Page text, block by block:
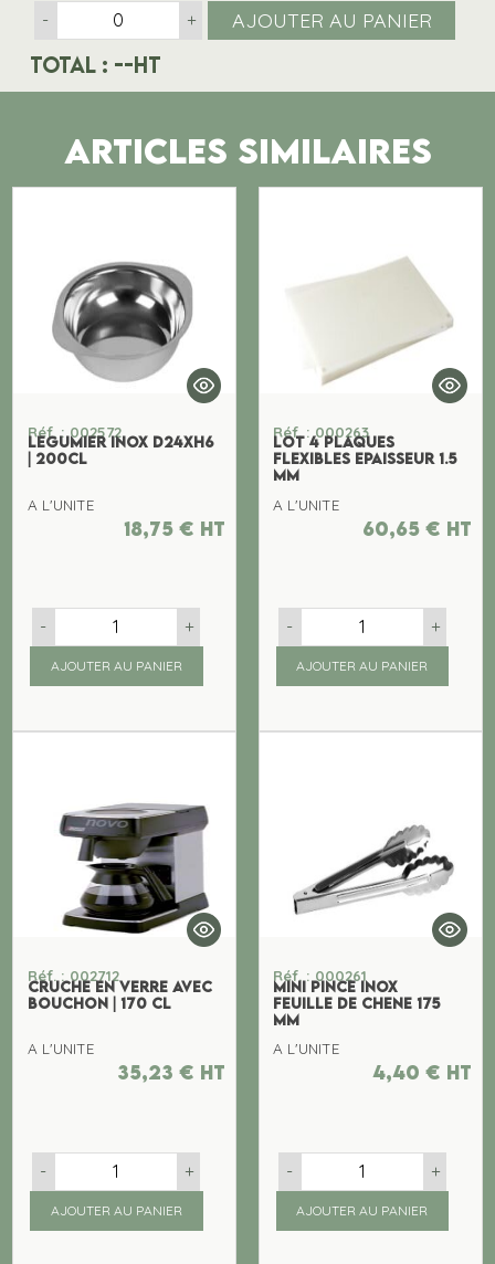
-
+ AJOUTER AU PANIER
Total : --HT
ARTICLES SIMILAIRES
Réf. : 002572
LEGUMIER INOX D24XH6
| 200CL
A L'UNITE
18,75 € ht
- +
AJOUTER AU PANIER
Réf. : 000263
LOT 4 PLAQUES
FLEXIBLES EPAISSEUR 1.5
MM
A L'UNITE
60,65 € ht
- +
AJOUTER AU PANIER
Réf. : 002712
CRUCHE EN VERRE AVEC
BOUCHON | 170 CL
A L'UNITE
35,23 € ht
- +
AJOUTER AU PANIER
Réf. : 000261
MINI PINCE INOX
FEUILLE DE CHENE 175
MM
A L'UNITE
4,40 € ht
- +
AJOUTER AU PANIER